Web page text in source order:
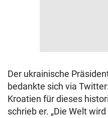
Der ukrainische
bedankte sich via
Kroatien für dieses
schrieb er. „Die Welt